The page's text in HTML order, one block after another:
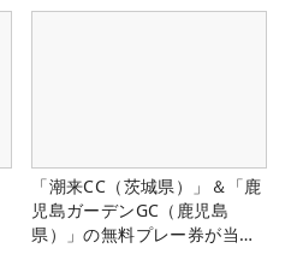
「潮来CC（茨城県）」＆「鹿
児島ガーデンGC（鹿児島
県）」の無料プレー券が当た